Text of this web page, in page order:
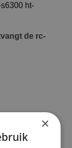
ht-
de rc-
×